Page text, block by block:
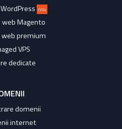
nou
web Magento
web premium
VPS
dedicate
domenii
internet